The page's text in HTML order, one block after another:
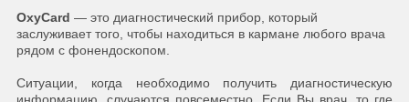
OxyCard — это диагностический прибор, который
заслуживает того, чтобы находиться в кармане любого врача
рядом с фонендоскопом.
Ситуации, когда необходимо получить диагностическую